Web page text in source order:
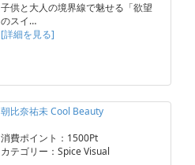
子供と大人の境界線で魅せる「欲望
のスイ…
[詳細を見る]
朝比奈祐未 Cool Beauty
消費ポイント：1500Pt
カテゴリー：Spice Visual